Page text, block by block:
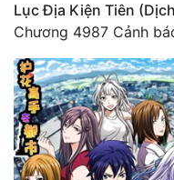
Lục Địa Kiện Tiên
Chương 4987 Cảnh